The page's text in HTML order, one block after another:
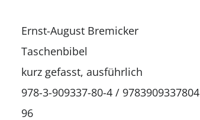
Ernst-August Bremicker
Taschenbibel
kurz gefasst, ausführlich
978-3-909337-80-4 / 9783909337804
96